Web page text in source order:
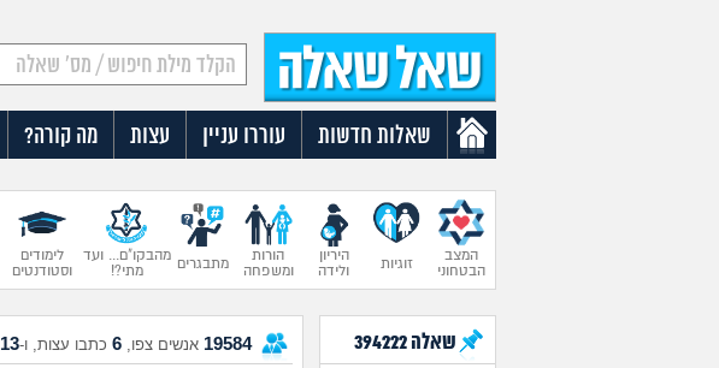
שאלות חדשות עוררו עניין עצות מה קורה?
המצב
הבטחוני
זוגיות
היריון
ולידה
הורות
ומשפחה
מתבגרים
מהבקו"ם... ועד
מתי?!
לימודים
וסטודנטים
שאלה394222
19584 אנשים צפו, 6 כתבו עצות, ו-13